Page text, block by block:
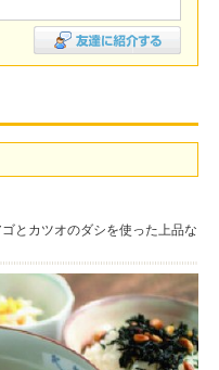
とカツオのダシを使った上品な